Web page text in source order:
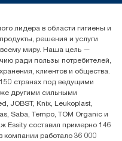
в Казахстане Пр.
лидера в области гигиены и
решения и услуги
миру. Наша цель —
ради пользы потребителей,
клиентов и общества.
странах под ведущими
другими сильными
JOBST, Knix, Leukoplast,
Saba, Tempo, TOM Organic и
Essity составил примерно 146
работало 36 000